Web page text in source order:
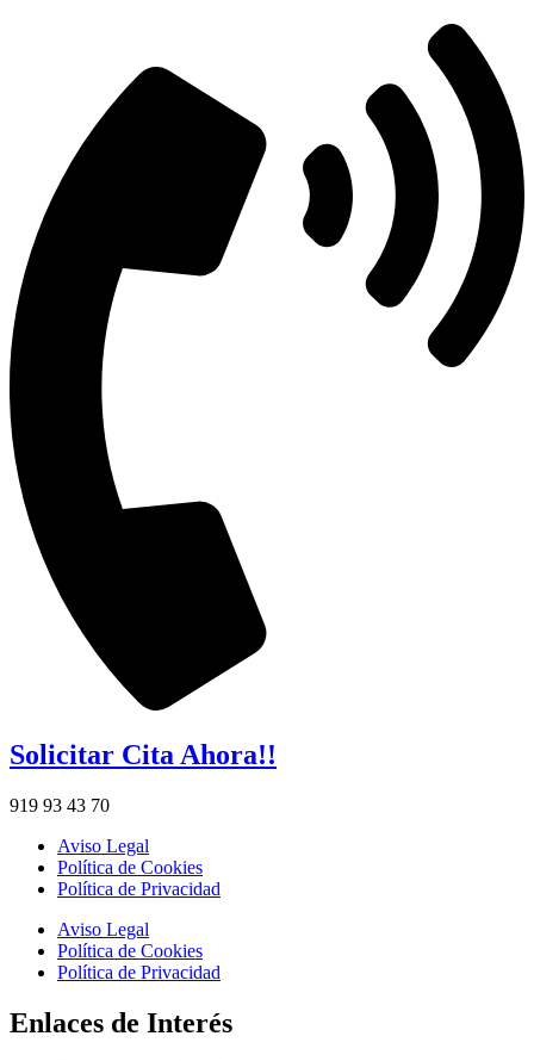
Solicitar Cita Ahora!!
919 93 43 70
Aviso Legal
Política de Cookies
Política de Privacidad
Aviso Legal
Política de Cookies
Política de Privacidad
Enlaces de Interés